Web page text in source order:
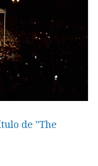
de "The